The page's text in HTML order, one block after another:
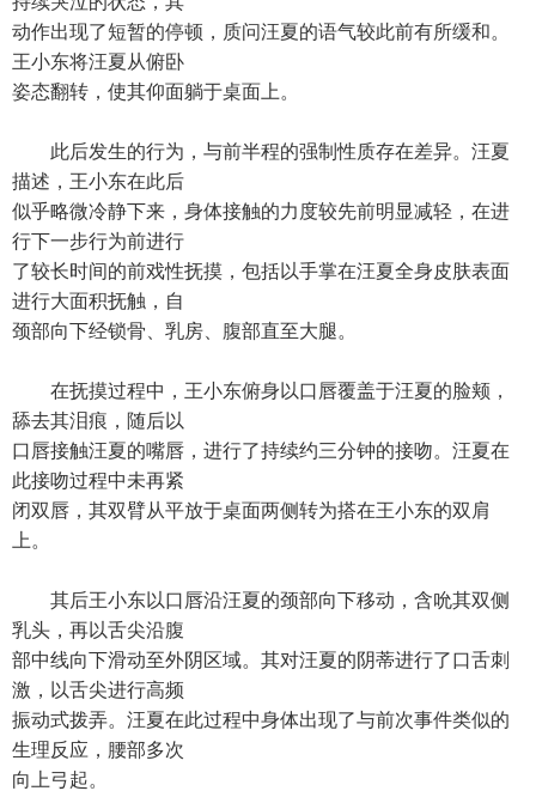
动作出现了短暂的停顿，质问汪夏的语气较此前有所缓和。
王小东将汪夏从俯卧
姿态翻转，使其仰面躺于桌面上。
此后发生的行为，与前半程的强制性质存在差异。汪夏
描述，王小东在此后
似乎略微冷静下来，身体接触的力度较先前明显减轻，在进
行下一步行为前进行
了较长时间的前戏性抚摸，包括以手掌在汪夏全身皮肤表面
进行大面积抚触，自
颈部向下经锁骨、乳房、腹部直至大腿。
在抚摸过程中，王小东俯身以口唇覆盖于汪夏的脸颊，
舔去其泪痕，随后以
口唇接触汪夏的嘴唇，进行了持续约三分钟的接吻。汪夏在
此接吻过程中未再紧
闭双唇，其双臂从平放于桌面两侧转为搭在王小东的双肩
上。
其后王小东以口唇沿汪夏的颈部向下移动，含吮其双侧
乳头，再以舌尖沿腹
部中线向下滑动至外阴区域。其对汪夏的阴蒂进行了口舌刺
激，以舌尖进行高频
振动式拨弄。汪夏在此过程中身体出现了与前次事件类似的
生理反应，腰部多次
向上弓起。